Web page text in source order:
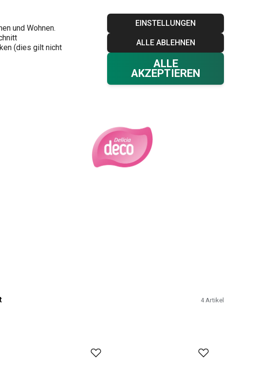
und Wohnen.
(dies gilt nicht
EINSTELLUNGEN
ALLE ABLEHNEN
ALLE
AKZEPTIEREN
Tescoma Club Garantie Kontakt
Favoriten Einloggen
0 Ihr Warenkorb
€ 0,00
4Artikel